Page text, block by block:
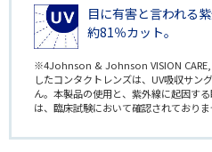
目に有害と言われる
約81％カット。
※4Johnson & Johnson VISION CARE,
したコンタクトレンズは、UV吸収サン
ん。本製品の使用と、紫外線に起因す
は、臨床試験において確認されておりま